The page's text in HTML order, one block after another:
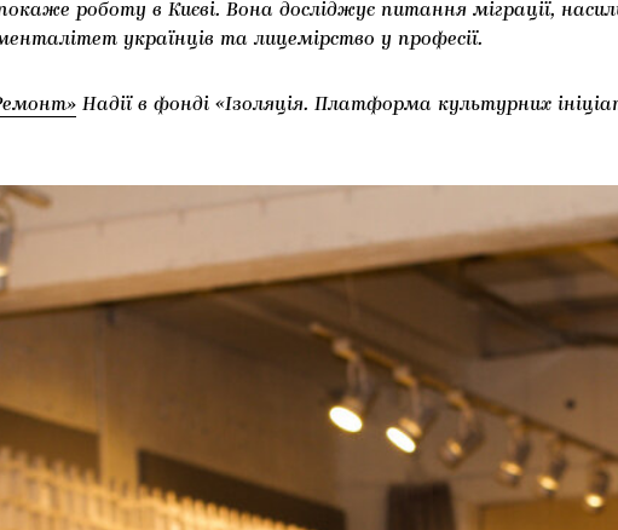
роботу в Києві. Вона досліджує питання міграції,
українців та лицемірство у професії.
Надії в фонді «Ізоляція. Платформа культурних